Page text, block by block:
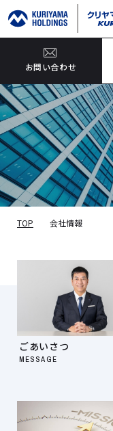
お問い合わせ
TOP 会社情報
ごあいさつ
MESSAGE